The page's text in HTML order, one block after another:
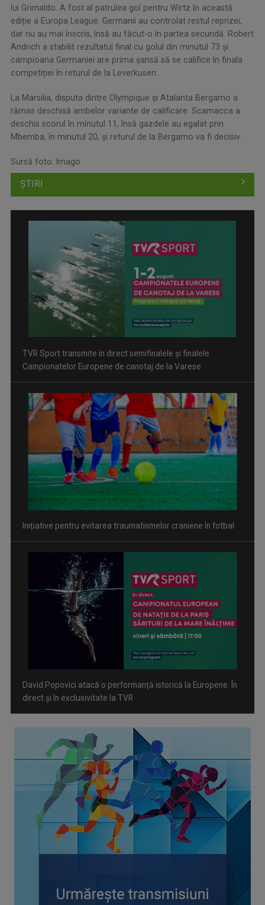
lui Grimaldo. A fost al patrulea gol pentru Wirtz în această
ediție a Europa League. Germanii au controlat restul reprizei,
dar nu au mai înscris, însă au făcut-o în partea secundă. Robert
Andrich a stabilit rezultatul final cu golul din minutul 73 și
campioana Germaniei are prima șansă să se califice în finala
competiției în returul de la Leverkusen.
La Marsilia, disputa dintre Olympique și Atalanta Bergamo a
rămas deschisă ambelor variante de calificare. Scamacca a
deschis scorul în minutul 11, însă gazdele au egalat prin
Mbemba, în minutul 20, și returul de la Bergamo va fi decisiv.
Sursă foto: Imago
ȘTIRI
direct şi în exclusivitate la TVR
pentru aur la Europenele de Natație de la Paris
CONCACAF respinge planul FIFA de privatizare parțială a